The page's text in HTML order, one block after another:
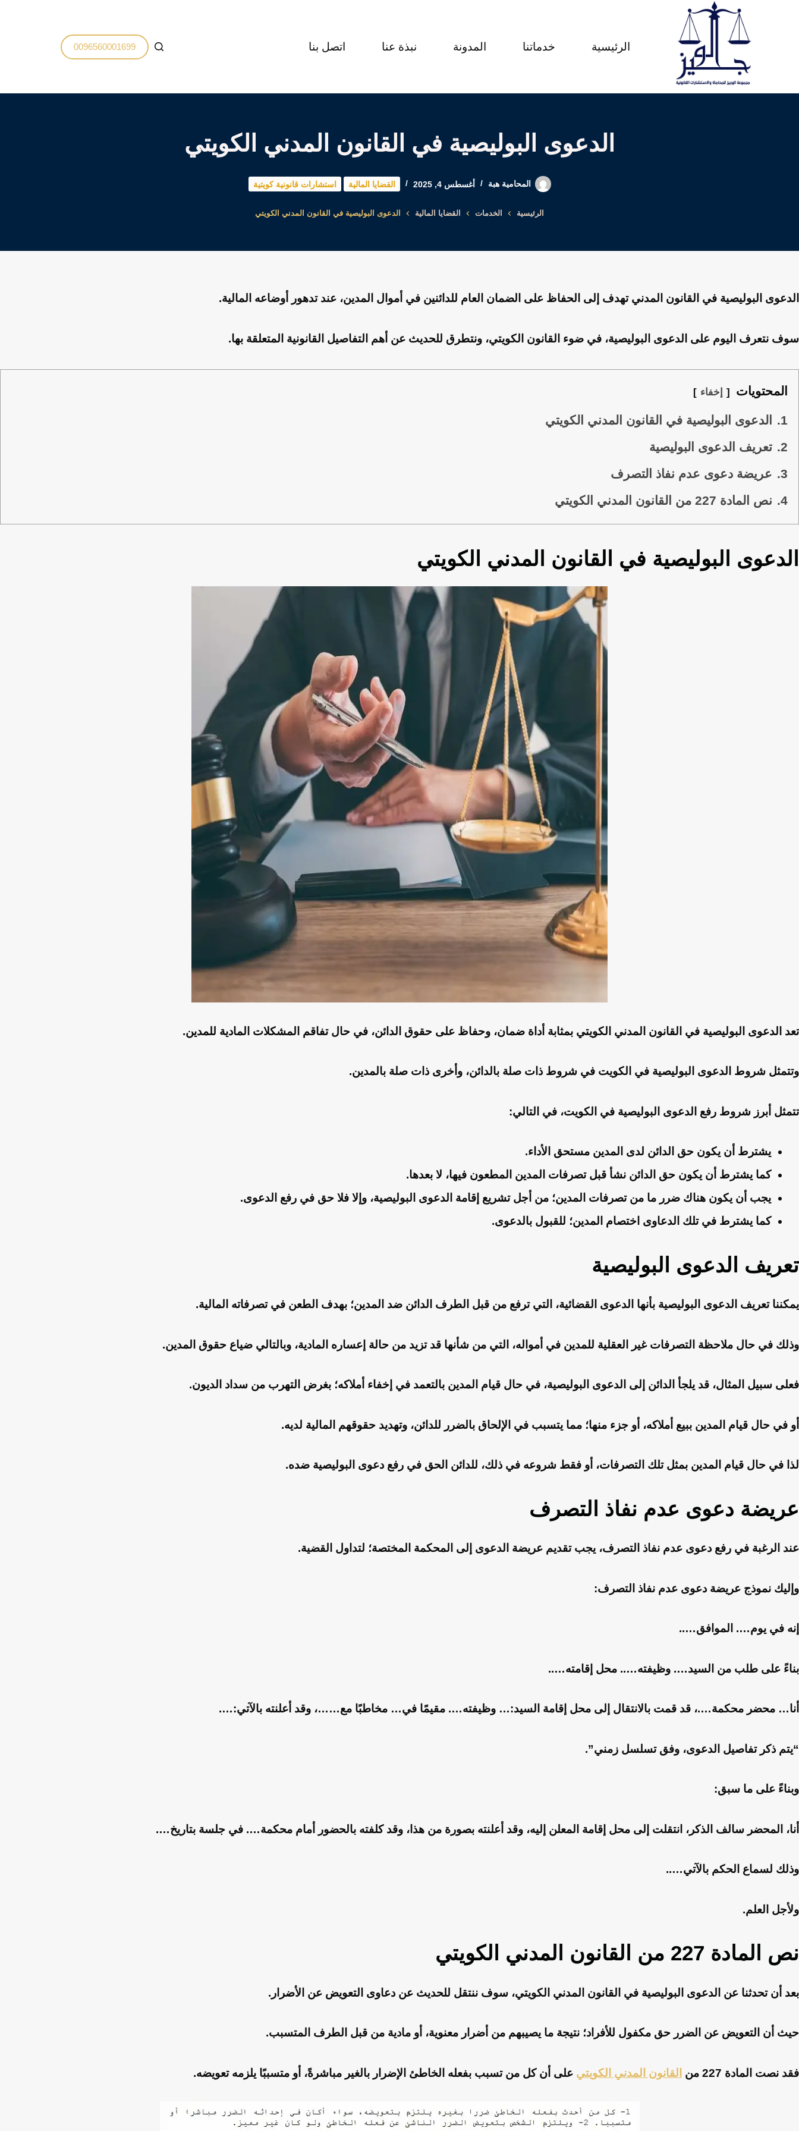
الرئيسية خدماتنا المدونة نبذة عنا اتصل بنا 0096560001699
الدعوى البوليصية في القانون المدني الكويتي
المحامية هبة أغسطس 4, 2025 القضايا المالية استشارات قانونية كويتية
الرئيسية الخدمات القضايا المالية الدعوى البوليصية في القانون المدني الكويتي
الدعوى البوليصية في القانون المدني تهدف إلى الحفاظ على الضمان العام للدائنين في أموال المدين، عند تدهور أوضاعه المالية.
سوف نتعرف اليوم على الدعوى البوليصية، في ضوء القانون الكويتي، ونتطرق للحديث عن أهم التفاصيل القانونية المتعلقة بها.
المحتويات إخفاء
1.
الدعوى البوليصية في القانون المدني الكويتي
2.
تعريف الدعوى البوليصية
3.
عريضة دعوى عدم نفاذ التصرف
4.
نص المادة 227 من القانون المدني الكويتي
الدعوى البوليصية في القانون المدني الكويتي
تعد الدعوى البوليصية في القانون المدني الكويتي بمثابة أداة ضمان، وحفاظ على حقوق الدائن، في حال تفاقم المشكلات المادية للمدين.
وتتمثل شروط الدعوى البوليصية في الكويت في شروط ذات صلة بالدائن، وأخرى ذات صلة بالمدين.
تتمثل أبرز شروط رفع الدعوى البوليصية في الكويت، في التالي:
يشترط أن يكون حق الدائن لدى المدين مستحق الأداء.
كما يشترط أن يكون حق الدائن نشأ قبل تصرفات المدين المطعون فيها، لا بعدها.
يجب أن يكون هناك ضرر ما من تصرفات المدين؛ من أجل تشريع إقامة الدعوى البوليصية، وإلا فلا حق في رفع الدعوى.
كما يشترط في تلك الدعاوى اختصام المدين؛ للقبول بالدعوى.
تعريف الدعوى البوليصية
يمكننا تعريف الدعوى البوليصية بأنها الدعوى القضائية، التي ترفع من قبل الطرف الدائن ضد المدين؛ بهدف الطعن في تصرفاته المالية.
وذلك في حال ملاحظة التصرفات غير العقلية للمدين في أمواله، التي من شأنها قد تزيد من حالة إعساره المادية، وبالتالي ضياع حقوق المدين.
فعلى سبيل المثال، قد يلجأ الدائن إلى الدعوى البوليصية، في حال قيام المدين بالتعمد في إخفاء أملاكه؛ بغرض التهرب من سداد الديون.
أو في حال قيام المدين ببيع أملاكه، أو جزء منها؛ مما يتسبب في الإلحاق بالضرر للدائن، وتهديد حقوقهم المالية لديه.
لذا في حال قيام المدين بمثل تلك التصرفات، أو فقط شروعه في ذلك، للدائن الحق في رفع دعوى البوليصية ضده.
عريضة دعوى عدم نفاذ التصرف
عند الرغبة في رفع دعوى عدم نفاذ التصرف، يجب تقديم عريضة الدعوى إلى المحكمة المختصة؛ لتداول القضية.
وإليك نموذج عريضة دعوى عدم نفاذ التصرف:
إنه في يوم…. الموافق…..
بناءً على طلب من السيد…. وظيفته….. محل إقامته…..
أنا… محضر محكمة….، قد قمت بالانتقال إلى محل إقامة السيد:… وظيفته…. مقيمًا في… مخاطبًا مع……، وقد أعلنته بالآتي:….
“يتم ذكر تفاصيل الدعوى، وفق تسلسل زمني”.
وبناءً على ما سبق:
أنا، المحضر سالف الذكر، انتقلت إلى محل إقامة المعلن إليه، وقد أعلنته بصورة من هذا، وقد كلفته بالحضور أمام محكمة…. في جلسة بتاريخ….
وذلك لسماع الحكم بالآتي…..
ولأجل العلم.
نص المادة 227 من القانون المدني الكويتي
بعد أن تحدثنا عن الدعوى البوليصية في القانون المدني الكويتي، سوف ننتقل للحديث عن دعاوى التعويض عن الأضرار.
حيث أن التعويض عن الضرر حق مكفول للأفراد؛ نتيجة ما يصيبهم من أضرار معنوية، أو مادية من قبل الطرف المتسبب.
فقد نصت المادة 227 من القانون المدني الكويتي على أن كل من تسبب بفعله الخاطئ الإضرار بالغير مباشرةً، أو متسببًا يلزمه تعويضه.